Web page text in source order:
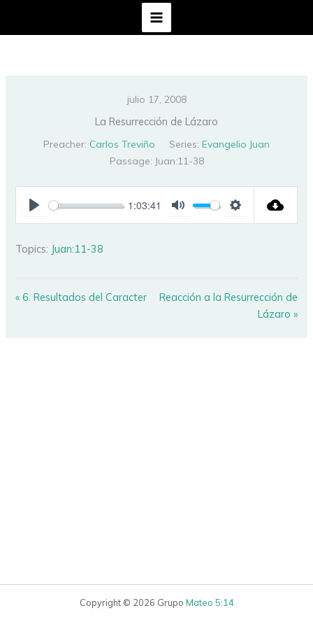
julio 17, 2008
La Resurrección de Lázaro
Preacher: Carlos Treviño Series: Evangelio Juan
Passage: Juan:11-38
PLAY
1:03:41
MUTE SETTINGS
Topics: Juan:11-38
« 6. Resultados del Caracter
Reacción a la Resurrección de
Lázaro »
Copyright © 2026 Grupo Mateo 5:14